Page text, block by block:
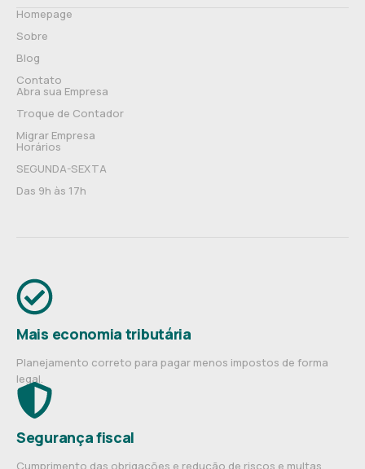
Homepage
Sobre
Blog
Contato
Abra sua Empresa
Troque de Contador
Migrar Empresa
Horários
SEGUNDA-SEXTA
Das 9h às 17h
Mais economia tributária
Planejamento correto para pagar menos impostos de forma
legal.
Segurança fiscal
Cumprimento das obrigações e redução de riscos e multas.